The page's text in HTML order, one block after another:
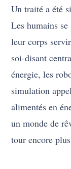
Un traité a été
Les humains
leur corps
soi-disant
énergie, les
simulation
alimentés en
un monde de
tour encore